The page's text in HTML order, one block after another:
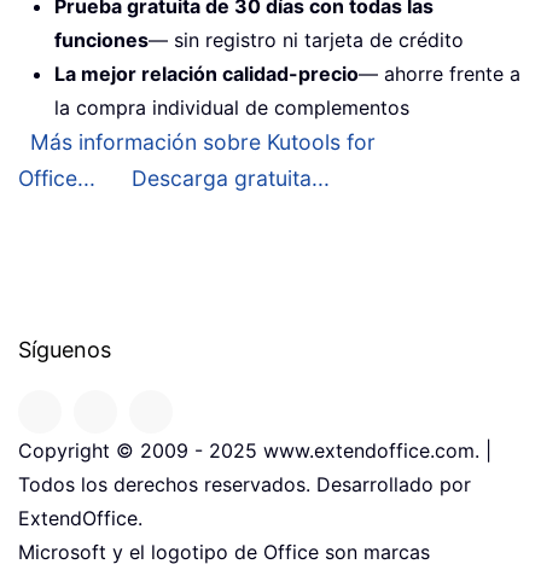
Prueba gratuita de 30 días con todas las
funciones— sin registro ni tarjeta de crédito
La mejor relación calidad-precio— ahorre frente a
la compra individual de complementos
Más información sobre Kutools for
Office...
Descarga gratuita...
Síguenos
Copyright © 2009 - 2025 www.extendoffice.com. |
Todos los derechos reservados. Desarrollado por
ExtendOffice.
Microsoft y el logotipo de Office son marcas